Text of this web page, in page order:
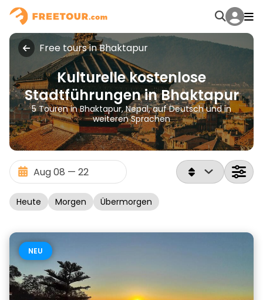
Free tours in Bhaktapur
Kulturelle kostenlose
Stadtführungen in Bhaktapur
5 Touren in Bhaktapur, Nepal, auf Deutsch und in
weiteren Sprachen
Heute Morgen Übermorgen
NEU